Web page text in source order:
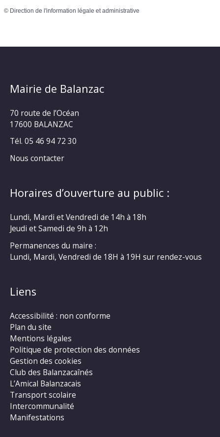
© Direction de l'information légale et administrative
Mairie de Balanzac
70 route de l’Océan
17600 BALANZAC
Tél. 05 46 94 72 30
Nous contacter
Horaires d’ouverture au public :
Lundi, Mardi et Vendredi de 14h à 18h
Jeudi et Samedi de 9h à 12h
Permanences du maire :
Lundi, Mardi, Vendredi de 18H à 19H sur rendez-vous
Liens
Accessibilité : non conforme
Plan du site
Mentions légales
Politique de protection des données
Gestion des cookies
Club des Balanzacaînés
L’Amical Balanzacais
Transport scolaire
Intercommunalité
Manifestations